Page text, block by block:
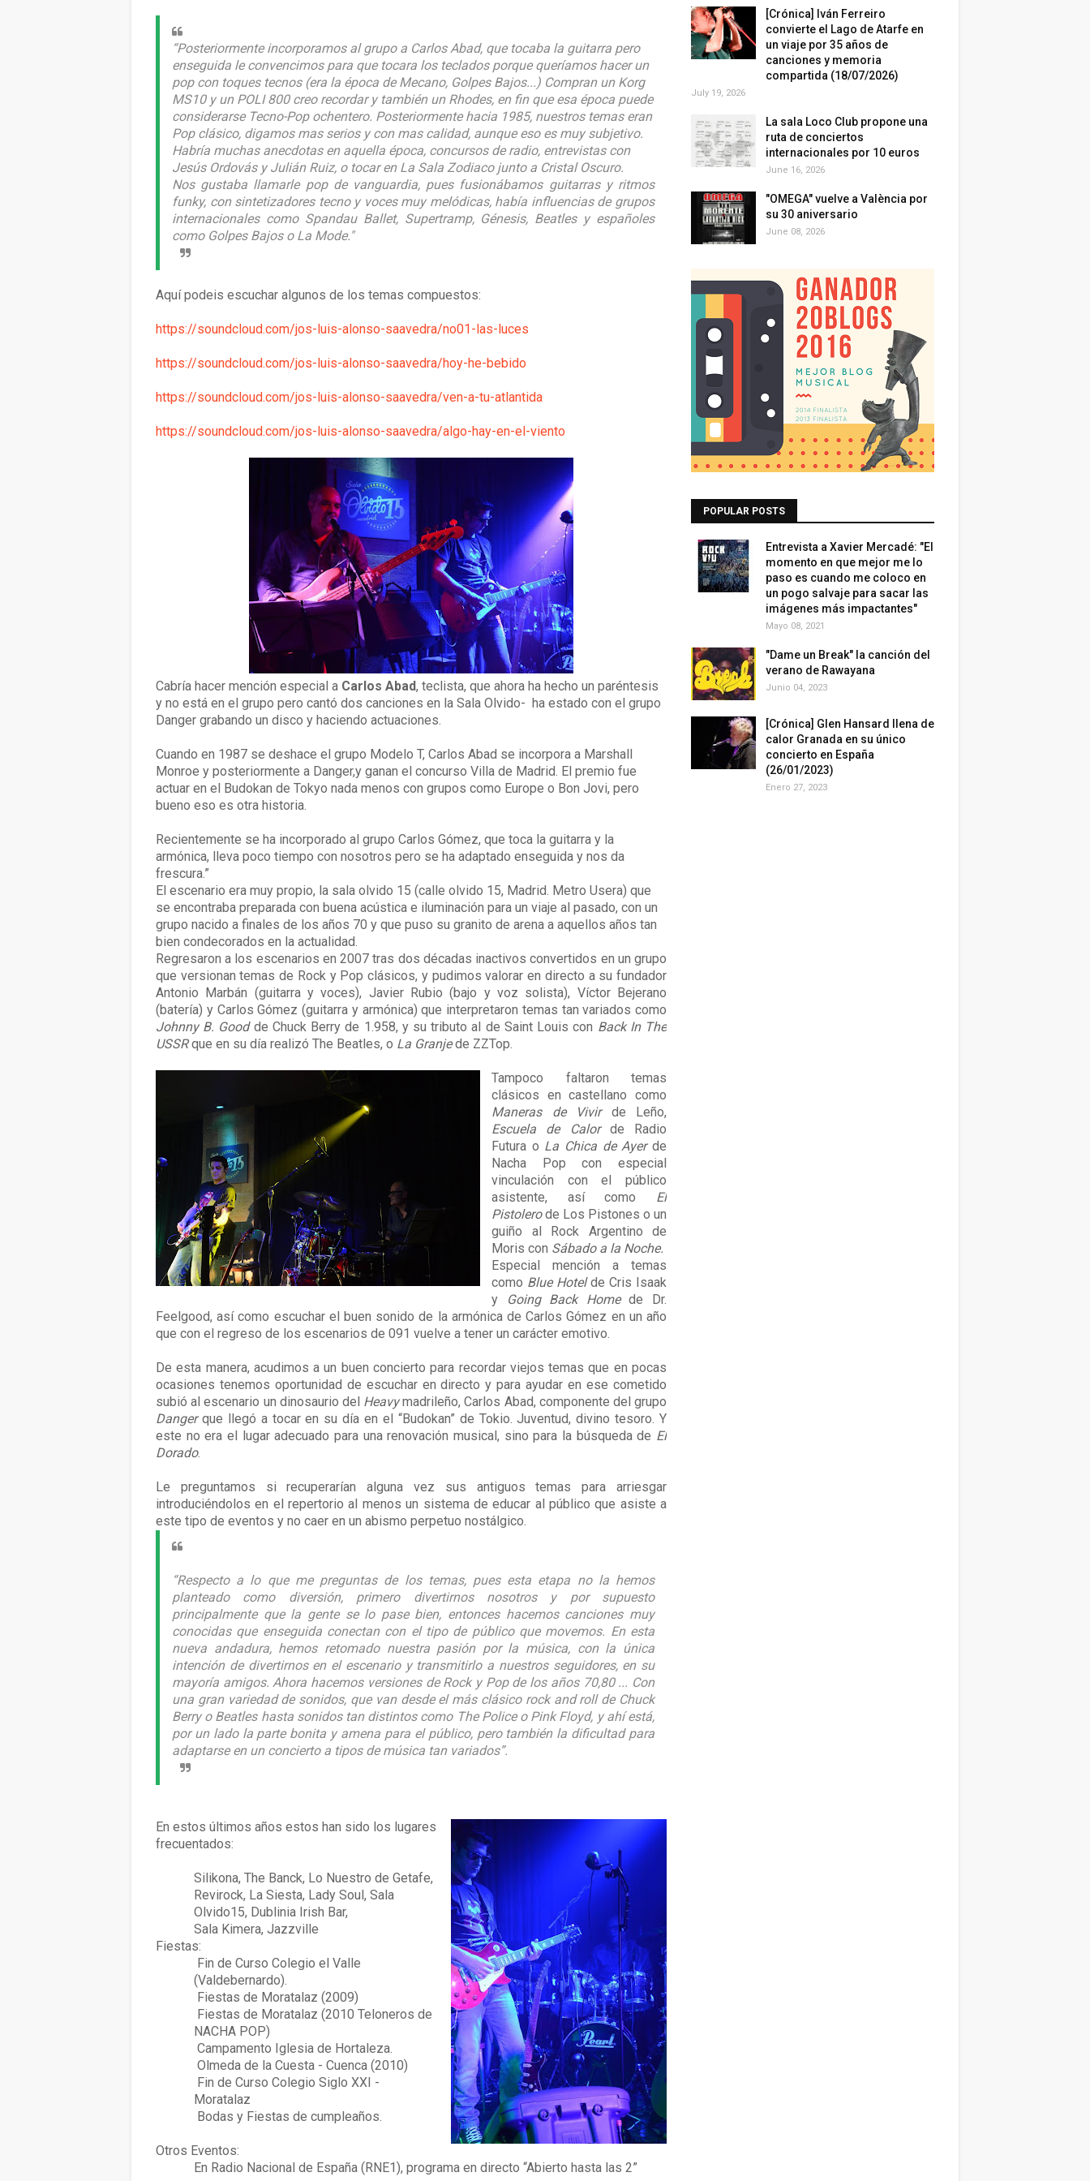
“Posteriormente incorporamos al grupo a Carlos Abad, que tocaba la guitarra pero
enseguida le convencimos para que tocara los teclados porque queríamos hacer un
pop con toques tecnos (era la época de Mecano, Golpes Bajos...) Compran un Korg
MS10 y un POLI 800 creo recordar y también un Rhodes, en fin que esa época puede
considerarse Tecno-Pop ochentero. Posteriormente hacia 1985, nuestros temas eran
Pop clásico, digamos mas serios y con mas calidad, aunque eso es muy subjetivo.
Habría muchas anecdotas en aquella época, concursos de radio, entrevistas con
Jesús Ordovás y Julián Ruiz, o tocar en La Sala Zodiaco junto a Cristal Oscuro.
Nos gustaba llamarle pop de vanguardia, pues fusionábamos guitarras y ritmos
funky, con sintetizadores tecno y voces muy melódicas, había influencias de grupos
internacionales como Spandau Ballet, Supertramp, Génesis, Beatles y españoles
como Golpes Bajos o La Mode."
Aquí podeis escuchar algunos de los temas compuestos:
https://soundcloud.com/jos-luis-alonso-saavedra/no01-las-luces
https://soundcloud.com/jos-luis-alonso-saavedra/hoy-he-bebido
https://soundcloud.com/jos-luis-alonso-saavedra/ven-a-tu-atlantida
https://soundcloud.com/jos-luis-alonso-saavedra/algo-hay-en-el-viento
Cabría hacer mención especial a Carlos Abad, teclista, que ahora ha hecho un paréntesis
y no está en el grupo pero cantó dos canciones en la Sala Olvido- ha estado con el grupo
Danger grabando un disco y haciendo actuaciones.
Cuando en 1987 se deshace el grupo Modelo T, Carlos Abad se incorpora a Marshall
Monroe y posteriormente a Danger,y ganan el concurso Villa de Madrid. El premio fue
actuar en el Budokan de Tokyo nada menos con grupos como Europe o Bon Jovi, pero
bueno eso es otra historia.
Recientemente se ha incorporado al grupo Carlos Gómez, que toca la guitarra y la
armónica, lleva poco tiempo con nosotros pero se ha adaptado enseguida y nos da
frescura.”
El escenario era muy propio, la sala olvido 15 (calle olvido 15, Madrid. Metro Usera) que
se encontraba preparada con buena acústica e iluminación para un viaje al pasado, con un
grupo nacido a finales de los años 70 y que puso su granito de arena a aquellos años tan
bien condecorados en la actualidad.
Regresaron a los escenarios en 2007 tras dos décadas inactivos convertidos en un grupo
que versionan temas de Rock y Pop clásicos, y pudimos valorar en directo a su fundador
Antonio Marbán (guitarra y voces), Javier Rubio (bajo y voz solista), Víctor Bejerano
(batería) y Carlos Gómez (guitarra y armónica) que interpretaron temas tan variados como
Johnny B. Good de Chuck Berry de 1.958, y su tributo al de Saint Louis con Back In The
USSRque en su día realizó The Beatles, o La Granjede ZZTop.
Tampoco faltaron temas
clásicos en castellano como
Maneras de Vivir de Leño,
Escuela de Calor de Radio
Futura o La Chica de Ayerde
Nacha Pop con especial
vinculación con el público
asistente, así como El
Pistolerode Los Pistones o un
guiño al Rock Argentino de
Moris con Sábado a la Noche.
Especial mención a temas
como Blue Hotelde Cris Isaak
y
Going Back Homede Dr.
Feelgood, así como escuchar el buen sonido de la armónica de Carlos Gómez en un año
que con el regreso de los escenarios de 091 vuelve a tener un carácter emotivo.
De esta manera, acudimos a un buen concierto para recordar viejos temas que en pocas
ocasiones tenemos oportunidad de escuchar en directo y para ayudar en ese cometido
subió al escenario un dinosaurio del Heavymadrileño, Carlos Abad, componente del grupo
Dangerque llegó a tocar en su día en el “Budokan” de Tokio.Juventud, divino tesoro. Y
este no era el lugar adecuado para una renovación musical, sino para la búsqueda de El
Dorado.
Le preguntamos si recuperarían alguna vez sus antiguos temas para arriesgar
introduciéndolos en el repertorio al menos un sistema de educar al público que asiste a
este tipo de eventos y no caer en un abismo perpetuo nostálgico.
“Respecto a lo que me preguntas de los temas, pues esta etapa no la hemos
planteado como diversión, primero divertirnos nosotros y por supuesto
principalmente que la gente se lo pase bien, entonces hacemos canciones muy
conocidas que enseguida conectan con el tipo de público que movemos. En esta
nueva andadura, hemos retomado nuestra pasión por la música, con la única
intención de divertirnos en el escenario y transmitirlo a nuestros seguidores, en su
mayoría amigos. Ahora hacemos versiones de Rock y Pop de los años 70,80 ... Con
una gran variedad de sonidos, que van desde el más clásico rock and roll de Chuck
Berry o Beatles hasta sonidos tan distintos como The Police o Pink Floyd, y ahí está,
por un lado la parte bonita y amena para el público, pero también la dificultad para
adaptarse en un concierto a tipos de música tan variados”.
En estos últimos años estos han sido los lugares
frecuentados:
Silikona, The Banck, Lo Nuestro de Getafe,
Revirock, La Siesta, Lady Soul, Sala
Olvido15, Dublinia Irish Bar,
Sala Kimera, Jazzville
Fiestas:
Fin de Curso Colegio el Valle
(Valdebernardo).
Fiestas de Moratalaz (2009)
Fiestas de Moratalaz (2010 Teloneros de
NACHA POP)
Campamento Iglesia de Hortaleza.
Olmeda de la Cuesta - Cuenca (2010)
Fin de Curso Colegio Siglo XXI -
Moratalaz
Bodas y Fiestas de cumpleaños.
Otros Eventos:
En Radio Nacional de España (RNE1), programa en directo “Abierto hasta las 2”
[Crónica] Iván Ferreiro
convierte el Lago de Atarfe en
un viaje por 35 años de
canciones y memoria
compartida (18/07/2026)
July 19, 2026
La sala Loco Club propone una
ruta de conciertos
internacionales por 10 euros
June 16, 2026
"OMEGA" vuelve a València por
su 30 aniversario
June 08, 2026
POPULAR POSTS
Entrevista a Xavier Mercadé: "El
momento en que mejor me lo
paso es cuando me coloco en
un pogo salvaje para sacar las
imágenes más impactantes"
Mayo 08, 2021
"Dame un Break" la canción del
verano de Rawayana
Junio 04, 2023
[Crónica] Glen Hansard llena de
calor Granada en su único
concierto en España
(26/01/2023)
Enero 27, 2023